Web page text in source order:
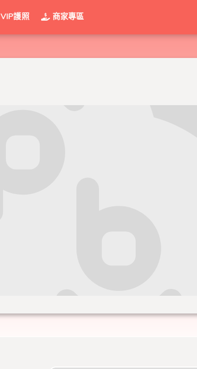
VIP護照 商家專區